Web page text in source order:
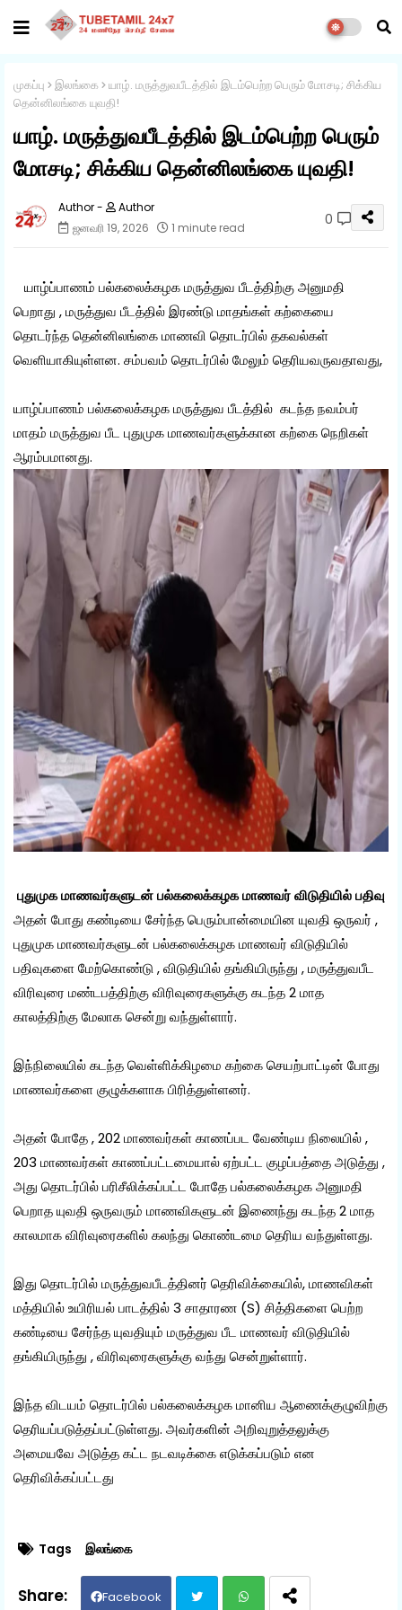
முகப்பு இலங்கை
யாழ். மருத்துவபீடத்தில் இடம்பெற்ற பெரும் மோசடி; சிக்கிய
தென்னிலங்கை யுவதி!
யாழ். மருத்துவபீடத்தில் இடம்பெற்ற பெரும்
மோசடி; சிக்கிய தென்னிலங்கை யுவதி!
Author
ஜனவரி 19, 2026
1 minute read 0
யாழ்ப்பாணம் பல்கலைக்கழக மருத்துவ பீடத்திற்கு அனுமதி
பெறாது , மருத்துவ பீடத்தில் இரண்டு மாதங்கள் கற்கையை
தொடர்ந்த தென்னிலங்கை மாணவி தொடர்பில் தகவல்கள்
வெளியாகியுள்ளன. சம்பவம் தொடர்பில் மேலும் தெரியவருவதாவது,
யாழ்ப்பாணம் பல்கலைக்கழக மருத்துவ பீடத்தில் கடந்த நவம்பர்
மாதம் மருத்துவ பீட புதுமுக மாணவர்களுக்கான கற்கை நெறிகள்
ஆரம்பமானது.
புதுமுக மாணவர்களுடன் பல்கலைக்கழக மாணவர் விடுதியில் பதிவு
அதன் போது கண்டியை சேர்ந்த பெரும்பான்மையின யுவதி ஒருவர் ,
புதுமுக மாணவர்களுடன் பல்கலைக்கழக மாணவர் விடுதியில்
பதிவுகளை மேற்கொண்டு , விடுதியில் தங்கியிருந்து , மருத்துவபீட
விரிவுரை மண்டபத்திற்கு விரிவுரைகளுக்கு கடந்த 2 மாத
காலத்திற்கு மேலாக சென்று வந்துள்ளார்.
இந்நிலையில் கடந்த வெள்ளிக்கிழமை கற்கை செயற்பாட்டின் போது
மாணவர்களை குழுக்களாக பிரித்துள்ளனர்.
அதன் போதே , 202 மாணவர்கள் காணப்பட வேண்டிய நிலையில் ,
203 மாணவர்கள் காணப்பட்டமையால் ஏற்பட்ட குழப்பத்தை அடுத்து ,
அது தொடர்பில் பரிசீலிக்கப்பட்ட போதே பல்கலைக்கழக அனுமதி
பெறாத யுவதி ஒருவரும் மாணவிகளுடன் இணைந்து கடந்த 2 மாத
காலமாக விரிவுரைகளில் கலந்து கொண்டமை தெரிய வந்துள்ளது.
இது தொடர்பில் மருத்துவபீடத்தினர் தெரிவிக்கையில், மாணவிகள்
மத்தியில் உயிரியல் பாடத்தில் 3 சாதாரண (S) சித்திகளை பெற்ற
கண்டியை சேர்ந்த யுவதியும் மருத்துவ பீட மாணவர் விடுதியில்
தங்கியிருந்து , விரிவுரைகளுக்கு வந்து சென்றுள்ளார்.
இந்த விடயம் தொடர்பில் பல்கலைக்கழக மானிய ஆணைக்குழுவிற்கு
தெரியப்படுத்தப்பட்டுள்ளது. அவர்களின் அறிவுறுத்தலுக்கு
அமையவே அடுத்த கட்ட நடவடிக்கை எடுக்கப்படும் என
தெரிவிக்கப்பட்டது
Tags இலங்கை
Facebook